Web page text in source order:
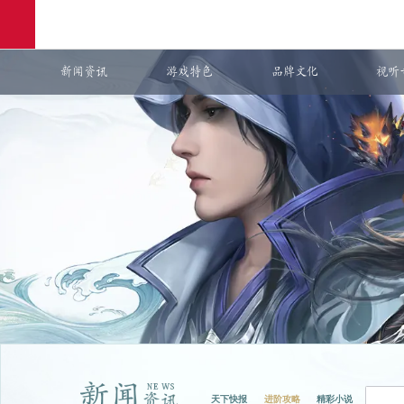
戏爱好者
天下3
新闻资讯 游戏特色 品牌文化 视听
天下快报 进阶攻略 精彩小说